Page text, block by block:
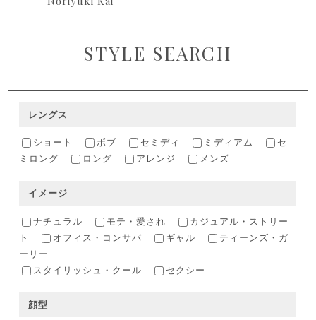
STYLE SEARCH
レングス
ショート ボブ セミディ ミディアム
セ
ミロング
ロング アレンジ メンズ
イメージ
ナチュラル モテ・愛され
カジュアル・ストリー
ト
オフィス・コンサバ ギャル
ティーンズ・ガ
ーリー
スタイリッシュ・クール
セクシー
顔型